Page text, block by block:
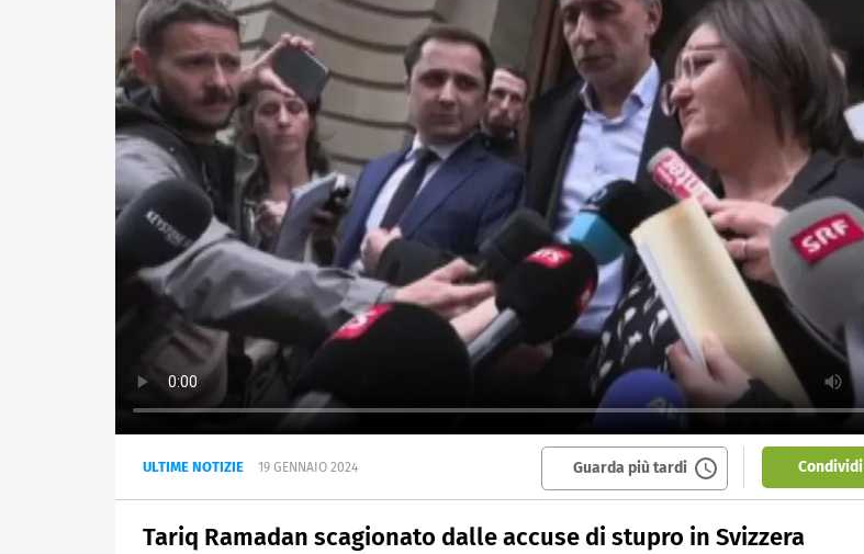
ULTIME NOTIZIE 19 GENNAIO 2024 Guarda più tardi Condividi
Tariq Ramadan scagionato dalle accuse di stupro in Svizzera